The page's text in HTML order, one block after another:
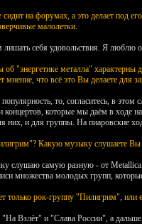
на форумах, а это делает под
малолетки.
себя удовольствия. Я люблю
"энергетике металла"
мнение, что всё это Вы делаете для
то, согласитесь, в этом
концертов, которые мы даём в
них, и для группы. На пиаровские
Какую музыку слушаете Вы
самую разную - от Metallica
множества молодых групп,
рок-группу "Пилигрим", или
Взлёт" и "Слава России", а